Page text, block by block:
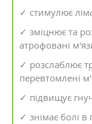
✓ стимулює
✓ зміцнює та
атрофовані
✓ розслаблює
перевтомлені
✓ підвищує
✓ знімає болі в